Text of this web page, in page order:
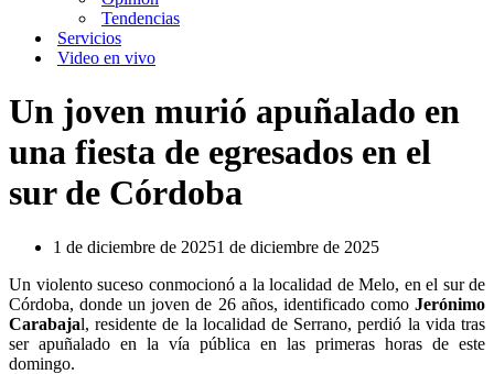
Tendencias
Servicios
Video en vivo
Un joven murió apuñalado en
una fiesta de egresados en el
sur de Córdoba
1 de diciembre de 20251 de diciembre de 2025
Un violento suceso conmocionó a la localidad de Melo, en el sur de
Córdoba, donde un joven de 26 años, identificado comoJerónimo
Carabajal, residente de la localidad de Serrano, perdió la vida tras
ser apuñalado en la vía pública en las primeras horas de este
domingo.